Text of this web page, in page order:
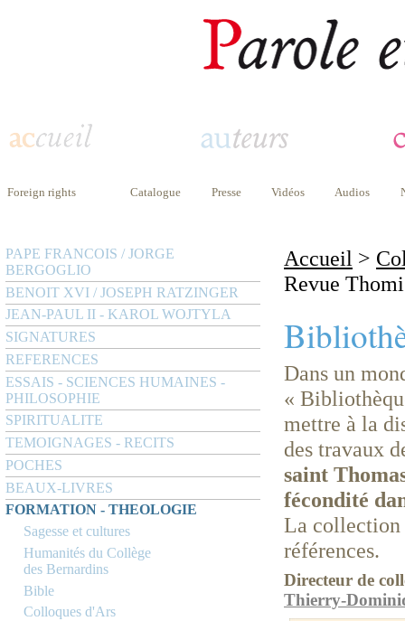
Foreign rights Catalogue Presse Vidéos Audios
PAPE FRANCOIS / JORGE
BERGOGLIO
BENOIT XVI / JOSEPH RATZINGER
JEAN-PAUL II - KAROL WOJTYLA
SIGNATURES
REFERENCES
ESSAIS - SCIENCES HUMAINES -
PHILOSOPHIE
SPIRITUALITE
TEMOIGNAGES - RECITS
POCHES
BEAUX-LIVRES
FORMATION - THEOLOGIE
Sagesse et cultures
Humanités du Collège
des Bernardins
Bible
Colloques d'Ars
Accueil >
Revue
Dans un
«
mettre à la
des travaux
saint
fécondité
La
références.
Directeur de
Thierry-